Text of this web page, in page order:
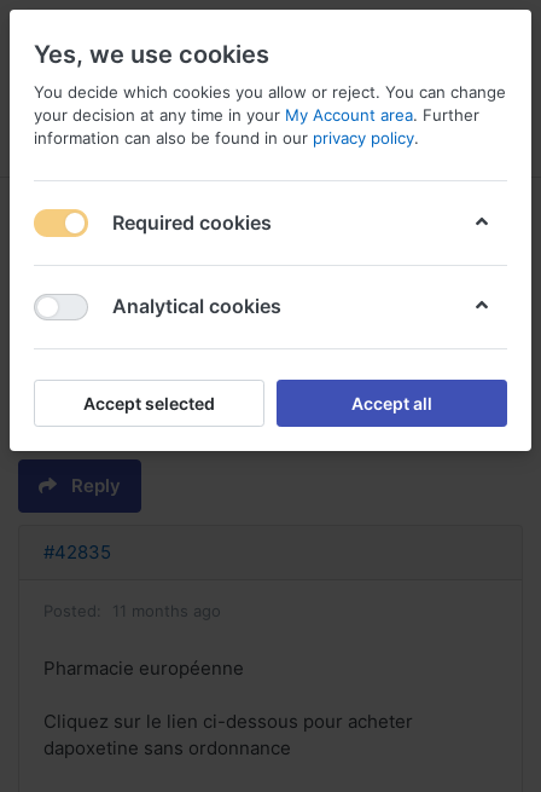
Menu Log in Compare Wishlist
sans ordonnance dapoxetine
medicament pour retarder
l'èjaculation acheter dapoxetine en
ligne
Reply
#42835
Posted: 11 months ago
Pharmacie européenne
Cliquez sur le lien ci-dessous pour acheter
dapoxetine sans ordonnance
Yes, we use cookies
You decide which cookies you allow or reject. You can change
your decision at any time in your My Account area. Further
information can also be found in our privacy policy.
Required cookies
Analytical cookies
Accept selected Accept all